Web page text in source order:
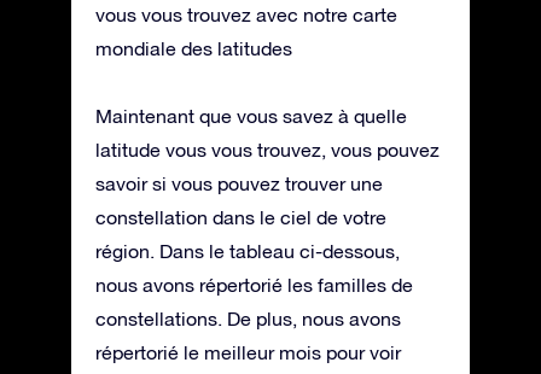
vous vous trouvez avec notre carte
mondiale des latitudes
Maintenant que vous savez à quelle
latitude vous vous trouvez, vous pouvez
savoir si vous pouvez trouver une
constellation dans le ciel de votre
région. Dans le tableau ci-dessous,
nous avons répertorié les familles de
constellations. De plus, nous avons
répertorié le meilleur mois pour voir